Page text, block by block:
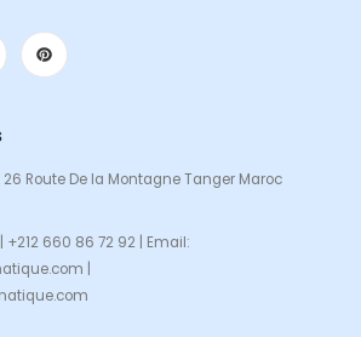
26 Route De la Montagne Tanger Maroc
+212 660 86 72 92 | Email:
|